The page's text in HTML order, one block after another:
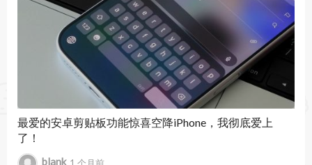
更新日期：2026年5月左右
- 修复快捷键相关问题，提升操作响应速度。
- 优化整体性能表现，减少资源占用。
- 进行多项bug修复，进一步提升软件稳定性。
最爱的安卓剪贴板功能惊喜空降iPhone，我彻底爱上
了！
blank 1 个月前